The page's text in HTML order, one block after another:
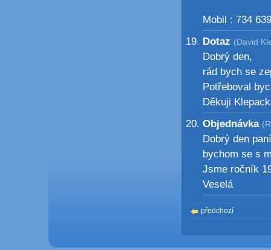
Mobil : 734
Dotaz (David
Dobrý den,
rád bych se
Potřeboval
Děkuji
Objednávka
Dobrý den
bychom se s
Jsme ročník
Veselá
předchozí